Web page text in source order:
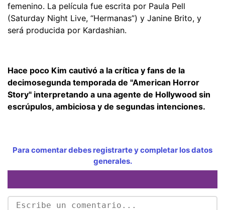
femenino. La película fue escrita por Paula Pell
(Saturday Night Live, “Hermanas”) y Janine Brito, y
será producida por Kardashian.
Hace poco Kim cautivó a la crítica y fans de la
decimosegunda temporada de "American Horror
Story" interpretando a una agente de Hollywood sin
escrúpulos, ambiciosa y de segundas intenciones.
Para comentar debes registrarte y completar los datos
generales.